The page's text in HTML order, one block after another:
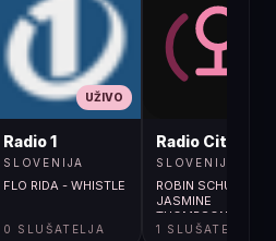
UŽIVO
Radio 1
SLOVENIJA
FLO RIDA - WHISTLE
0 SLUŠATELJA
Radio City
SLOVENIJA
ROBIN SCHULZ
JASMINE
THOMPSON / SUN
GOES DOWN
1 SLUŠATELJA